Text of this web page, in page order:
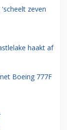
zeven
haakt af
Boeing 777F